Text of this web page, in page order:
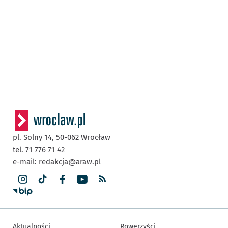
pl. Solny 14, 50-062 Wrocław
tel. 71 776 71 42
e-mail: redakcja@araw.pl